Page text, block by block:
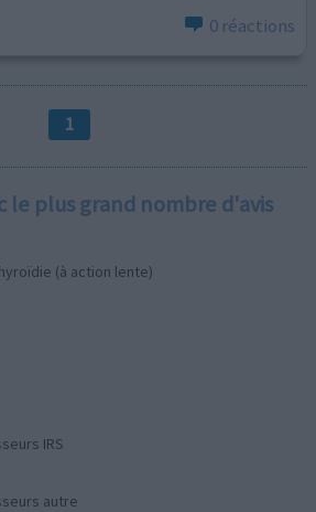
0 réactions
1
le plus grand nombre d'avis
(à action lente)
IRS
autre